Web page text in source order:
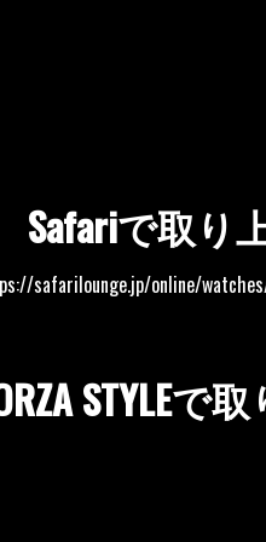
Safariで取り
safarilounge.jp/online/
STYLE